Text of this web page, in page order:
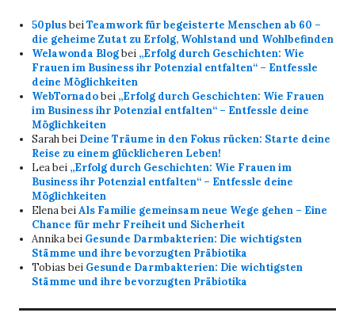
50plusbeiTeamwork für begeisterte Menschen ab 60 –
die geheime Zutat zu Erfolg, Wohlstand und Wohlbefinden
Welawonda Blogbei „Erfolg durch Geschichten: Wie
Frauen im Business ihr Potenzial entfalten“ – Entfessle
deine Möglichkeiten
WebTornadobei „Erfolg durch Geschichten: Wie Frauen
im Business ihr Potenzial entfalten“ – Entfessle deine
Möglichkeiten
Sarahbei Deine Träume in den Fokus rücken: Starte deine
Reise zu einem glücklicheren Leben!
Leabei „Erfolg durch Geschichten: Wie Frauen im
Business ihr Potenzial entfalten“ – Entfessle deine
Möglichkeiten
ElenabeiAls Familie gemeinsam neue Wege gehen – Eine
Chance für mehr Freiheit und Sicherheit
Annikabei Gesunde Darmbakterien: Die wichtigsten
Stämme und ihre bevorzugten Präbiotika
Tobias bei Gesunde Darmbakterien: Die wichtigsten
Stämme und ihre bevorzugten Präbiotika